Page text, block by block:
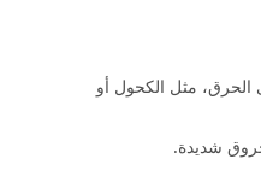
الحرق، مثل الكحول أو
شديدة.